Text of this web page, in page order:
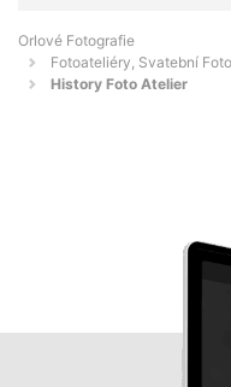
Orlové Fotografie
Fotoateliéry, Svatební
History Foto Atelier